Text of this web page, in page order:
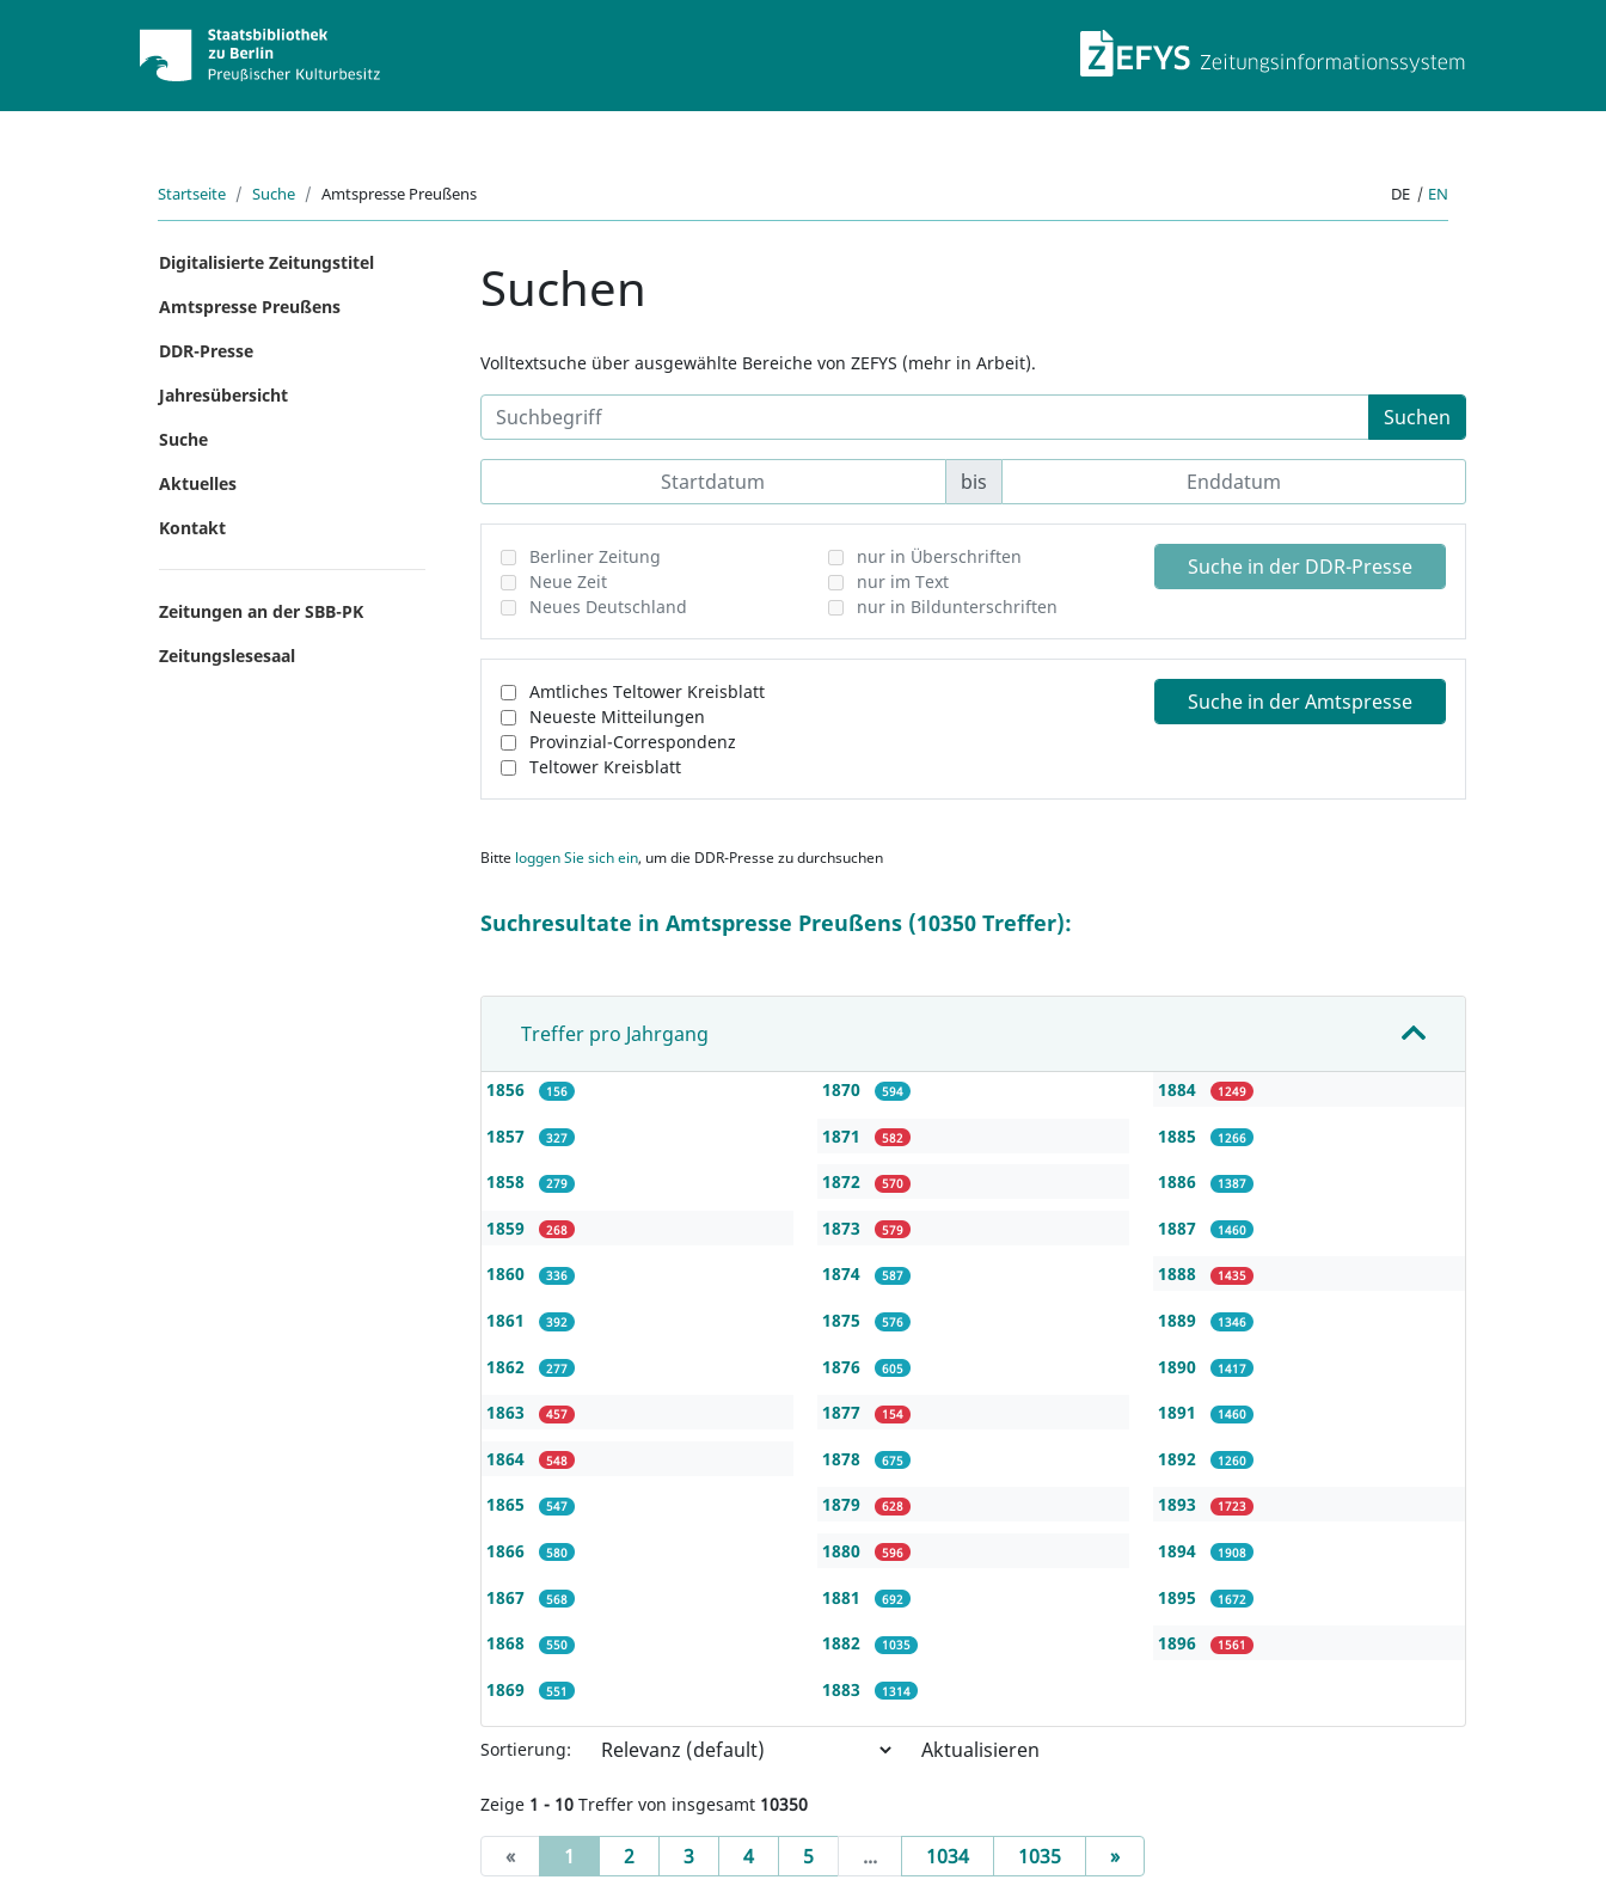
ZEFYS
Startseite Suche Amtspresse Preußens DE | EN
Digitalisierte Zeitungstitel
Amtspresse Preußens
DDR-Presse
Jahresübersicht
Suche
Aktuelles
Kontakt
Zeitungen an der SBB-PK
Zeitungslesesaal
Suchen
Volltextsuche über ausgewählte Bereiche von ZEFYS (mehr in Arbeit).
Suchen
bis
Berliner Zeitung
Neue Zeit
Neues Deutschland
nur in Überschriften
nur im Text
nur in Bildunterschriften
Suche in der DDR-Presse
Amtliches Teltower Kreisblatt
Neueste Mitteilungen
Provinzial-Correspondenz
Teltower Kreisblatt
Suche in der Amtspresse
Bitte loggen Sie sich ein, um die DDR-Presse zu durchsuchen
Suchresultate in Amtspresse Preußens (10350 Treffer):
Treffer pro Jahrgang
1856 156
1857 327
1858 279
1859 268
1860 336
1861 392
1862 277
1863 457
1864 548
1865 547
1866 580
1867 568
1868 550
1869 551
1870 594
1871 582
1872 570
1873 579
1874 587
1875 576
1876 605
1877 154
1878 675
1879 628
1880 596
1881 692
1882 1035
1883 1314
1884 1249
1885 1266
1886 1387
1887 1460
1888 1435
1889 1346
1890 1417
1891 1460
1892 1260
1893 1723
1894 1908
1895 1672
1896 1561
Sortierung: Aktualisieren
Zeige 1 - 10 Treffer von insgesamt 10350
« 1 (current)
2 3 4 5 ... 1034 1035 »Next